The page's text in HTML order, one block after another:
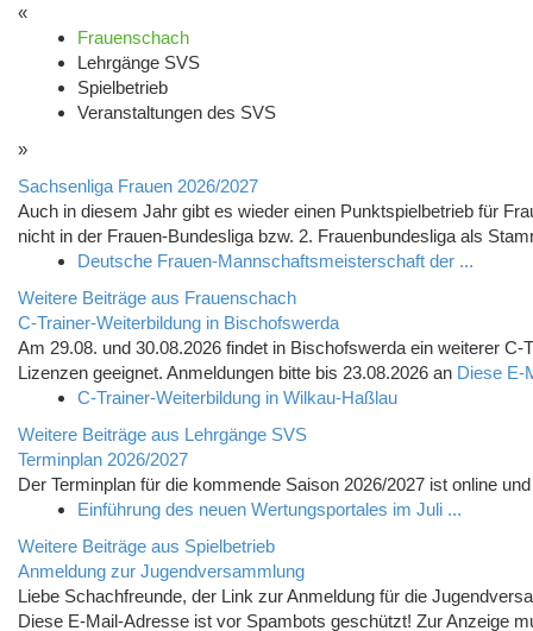
«
Frauenschach
Lehrgänge SVS
Spielbetrieb
Veranstaltungen des SVS
»
Sachsenliga Frauen 2026/2027
Auch in diesem Jahr gibt es wieder einen Punktspielbetrieb für
nicht in der Frauen-Bundesliga bzw. 2. Frauenbundesliga als
Deutsche Frauen-Mannschaftsmeisterschaft der ...
Weitere Beiträge aus Frauenschach
C-Trainer-Weiterbildung in Bischofswerda
Am 29.08. und 30.08.2026 findet in Bischofswerda ein weiterer
Lizenzen geeignet. Anmeldungen bitte bis 23.08.2026 an Diese E-
C-Trainer-Weiterbildung in Wilkau-Haßlau
Weitere Beiträge aus Lehrgänge SVS
Terminplan 2026/2027
Der Terminplan für die kommende Saison 2026/2027 ist online
Einführung des neuen Wertungsportales im Juli ...
Weitere Beiträge aus Spielbetrieb
Anmeldung zur Jugendversammlung
Liebe Schachfreunde, der Link zur Anmeldung für die
Diese E-Mail-Adresse ist vor Spambots geschützt! Zur Anzeige